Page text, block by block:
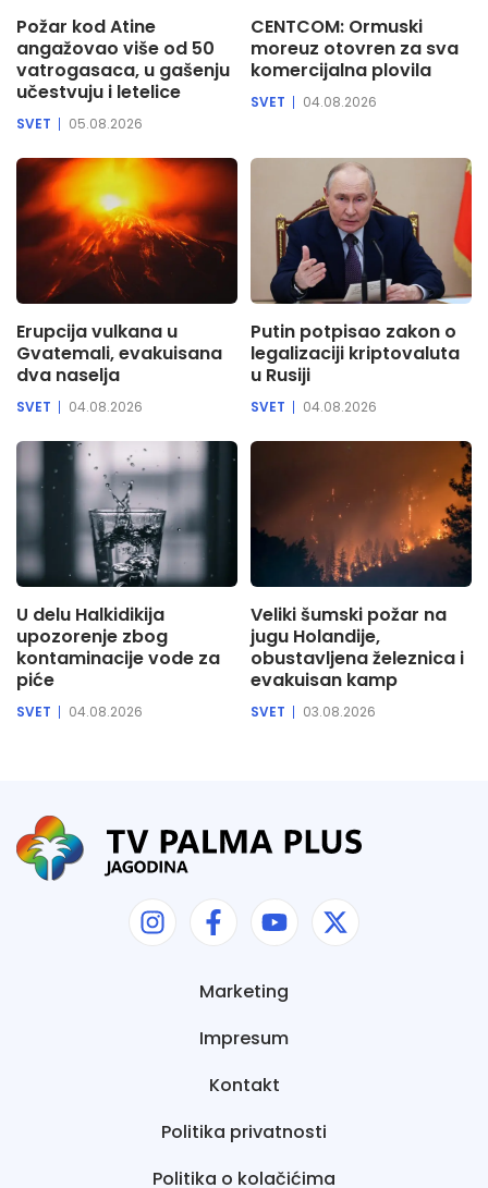
Požar kod Atine
angažovao više od 50
vatrogasaca, u gašenju
učestvuju i letelice
SVET 05.08.2026
CENTCOM: Ormuski
moreuz otovren za sva
komercijalna plovila
SVET 04.08.2026
Erupcija vulkana u
Gvatemali, evakuisana
dva naselja
SVET 04.08.2026
Putin potpisao zakon o
legalizaciji kriptovaluta
u Rusiji
SVET 04.08.2026
U delu Halkidikija
upozorenje zbog
kontaminacije vode za
piće
SVET 04.08.2026
Veliki šumski požar na
jugu Holandije,
obustavljena železnica i
evakuisan kamp
SVET 03.08.2026
Marketing
Impresum
Kontakt
Politika privatnosti
Politika o kolačićima